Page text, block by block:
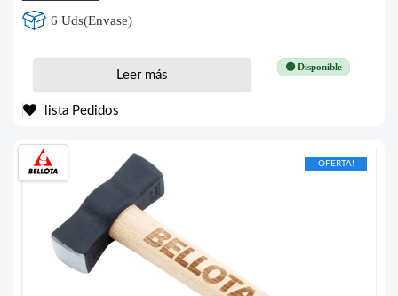
6 Uds(Envase)
🟢 Disponible
Leer más
lista Pedidos
OFERTA!